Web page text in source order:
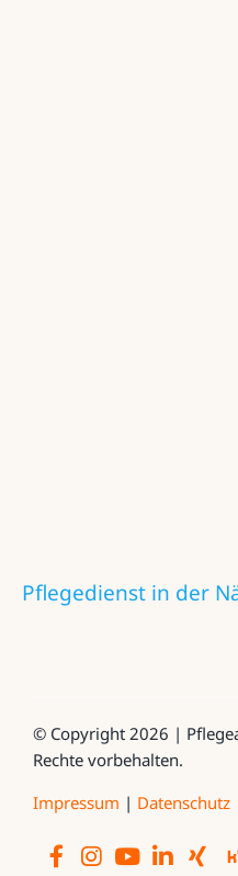
Pflegedienst in der
© Copyright 2026 |
Rechte vorbehalten.
Impressum | Datenschutz